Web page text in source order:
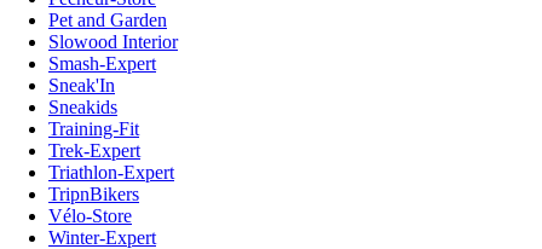
Pet and Garden
Slowood Interior
Smash-Expert
Sneak'In
Sneakids
Training-Fit
Trek-Expert
Triathlon-Expert
TripnBikers
Vélo-Store
Winter-Expert